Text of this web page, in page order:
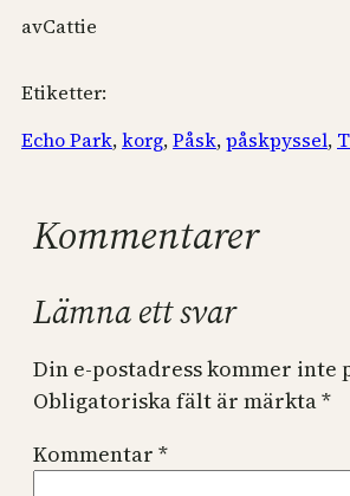
avCattie
Etiketter:
Echo Park, korg, Påsk, påskpyssel,
Kommentarer
Lämna ett svar
Din e-postadress kommer inte
Obligatoriska fält är märkta*
Kommentar *